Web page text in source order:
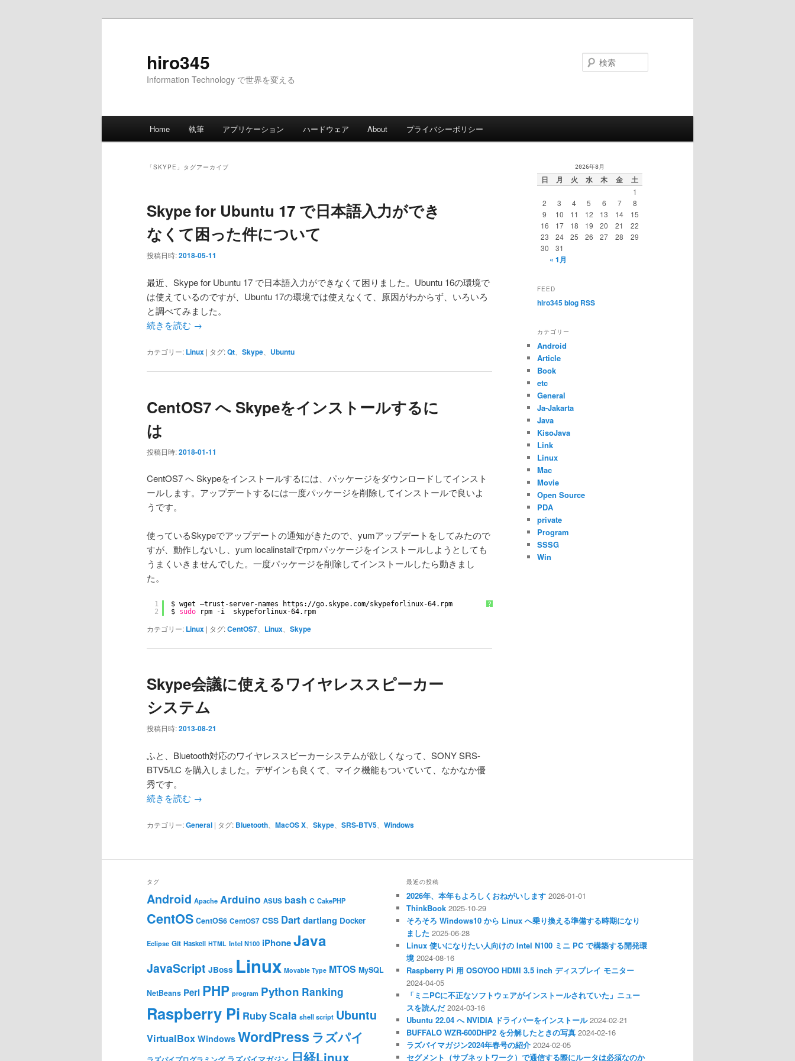
hiro345
Information Technology で世界を変える
Home 執筆 アプリケーション ハードウェア About プライバシーポリシー
「SKYPE 」タグアーカイブ
Skype for Ubuntu 17 で日本語入力ができ
なくて困った件について
投稿日時:2018-05-11
最近、Skype for Ubuntu 17 で日本語入力ができなくて困りました。Ubuntu 16の環境で
は使えているのですが、Ubuntu 17の環境では使えなくて、原因がわからず、いろいろ
と調べてみました。
続きを読む →
カテゴリー: Linux | タグ:Qt Skype Ubuntu
CentOS7 へ Skypeをインストールするに
は
投稿日時:2018-01-11
CentOS7 へ Skypeをインストールするには、パッケージをダウンロードしてインスト
ールします。アップデートするには一度パッケージを削除してインストールで良いよ
うです。
使っているSkypeでアップデートの通知がきたので、yumアップデートをしてみたので
すが、動作しないし、yum localinstallでrpmパッケージをインストールしようとしても
うまくいきませんでした。一度パッケージを削除してインストールしたら動きまし
た。
?
1
2
$ wget –trust-server-names https: //go.skype.com/skypeforlinux-64.rpm
$ sudo rpm -i  skypeforlinux-64.rpm
カテゴリー: Linux | タグ:CentOS7 Linux Skype
Skype会議に使えるワイヤレススピーカー
システム
投稿日時:2013-08-21
ふと、Bluetooth対応のワイヤレススピーカーシステムが欲しくなって、SONY SRS-
BTV5/LC を購入しました。デザインも良くて、マイク機能もついていて、なかなか優
秀です。
続きを読む →
カテゴリー:General | タグ: Bluetooth MacOS X Skype SRS-BTV5 Windows
2026年8月
日 月 火 水 木 金 土
1
2
3 4 5 6 7
8
9
10 11 12 13 14
15
16
17 18 19 20 21
22
23
24 25 26 27 28
29
30
31
« 1月
FEED
hiro345 blog RSS
カテゴリー
Android
Article
Book
etc
General
Ja-Jakarta
Java
KisoJava
Link
Linux
Mac
Movie
Open Source
PDA
private
Program
SSSG
Win
タグ
Android Apache Arduino ASUS bash C CakePHP
CentOS CentOS6 CentOS7 CSS Dart dartlang Docker
Eclipse Git Haskell HTML Intel N100 iPhoneJava
JavaScript JBoss Linux Movable Type MTOS MySQL
NetBeans Perl PHP program Python Ranking
Raspberry Pi RubyScala shell script Ubuntu
VirtualBox Windows WordPress ラズパイ
日経Linux
最近の投稿
2026年、本年もよろしくおねがいします 2026-01-01
ThinkBook 2025-10-29
そろそろ Windows10 から Linux へ乗り換える準備する時期になり
ました 2025-06-28
Linux 使いになりたい人向けの Intel N100 ミニ PC で構築する開発環
境 2024-08-16
Raspberry Pi 用 OSOYOO HDMI 3.5 inch ディスプレイ モニター
2024-04-05
「ミニPCに不正なソフトウェアがインストールされていた」ニュー
スを読んだ 2024-03-16
Ubuntu 22.04 へ NVIDIA ドライバーをインストール 2024-02-21
BUFFALO WZR-600DHP2 を分解したときの写真 2024-02-16
ラズパイマガジン2024年春号の紹介 2024-02-05
セグメント（サブネットワーク）で通信する際にルータは必須なのか